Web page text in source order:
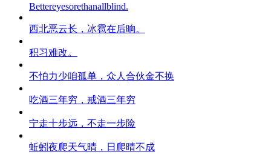
Bettereyesorethanallblind.
西北恶云长，冰雹在后晌。
积习难改。
不怕力少咱孤单，众人合伙金不换
吃酒三年穷，戒酒三年穷
宁走十步远，不走一步险
蚯蚓夜爬天气晴，日爬晴不成